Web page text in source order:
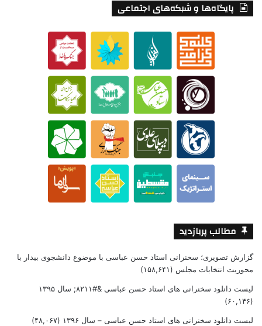
پایگاه‌ها و شبکه‌های اجتماعی
مطالب پربازدید
گزارش تصویری؛ سخنرانی استاد حسن عباسی با موضوع دانشجوی بیدار با
محوریت انتخابات مجلس (۱۵۸,۶۴۱)
لیست دانلود سخنرانی های استاد حسن عباسی &#۸۲۱۱; سال ۱۳۹۵
(۶۰,۱۴۶)
لیست دانلود سخنرانی های استاد حسن عباسی – سال ۱۳۹۶ (۴۸,۰۶۷)